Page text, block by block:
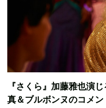
『さくら』加藤雅也演
真＆ブルボンヌのコメン